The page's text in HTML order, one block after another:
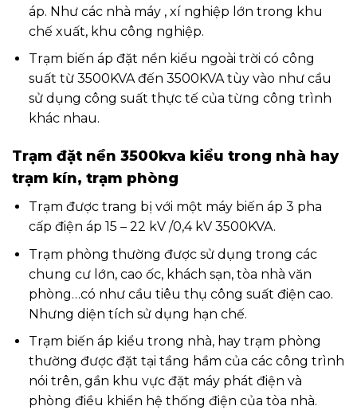
áp. Như các nhà máy , xí nghiệp lớn trong khu
chế xuất, khu công nghiệp.
Trạm biến áp đặt nền kiểu ngoài trời có công
suất từ 3500KVA đến 3500KVA tùy vào như cầu
sử dụng công suất thực tế của từng công trình
khác nhau.
Trạm đặt nền 3500kva kiểu trong nhà hay
trạm kín, trạm phòng
Trạm được trang bị với một máy biến áp 3 pha
cấp điện áp 15 – 22 kV /0,4 kV 3500KVA.
Trạm phòng thường được sử dụng trong các
chung cư lớn, cao ốc, khách sạn, tòa nhà văn
phòng…có như cầu tiêu thụ công suất điện cao.
Nhưng diện tích sử dụng hạn chế.
Trạm biến áp kiểu trong nhà, hay trạm phòng
thường được đặt tại tầng hầm của các công trình
nói trên, gần khu vực đặt máy phát điện và
phòng điều khiển hệ thống điện của tòa nhà.